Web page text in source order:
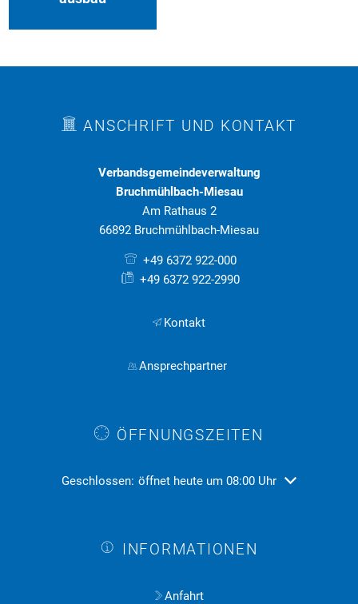
ANSCHRIFT UND KONTAKT
Verbandsgemeindeverwaltung
Bruchmühlbach-Miesau
Am Rathaus 2
66892 Bruchmühlbach-Miesau
+49 6372 922-000
+49 6372 922-2990
Kontakt
Ansprechpartner
ÖFFNUNGSZEITEN
Klicken, um weitere Öffnungs- oder Schließzeiten
Geschlossen: öffnet heute um 08:00 Uhr
INFORMATIONEN
Anfahrt